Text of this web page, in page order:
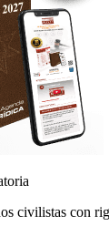
civilistas con